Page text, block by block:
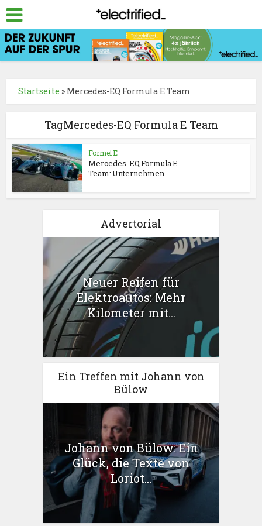
Startseite » Mercedes-EQ Formula E Team
TagMercedes-EQ Formula E Team
Formel E
Mercedes-EQ Formula E
Team: Unternehmen...
Advertorial
Neuer Reifen für
Elektroautos: Mehr
Kilometer mit...
Ein Treffen mit Johann von
Bülow
Johann von Bülow: Ein
Glück, die Texte von
Loriot...